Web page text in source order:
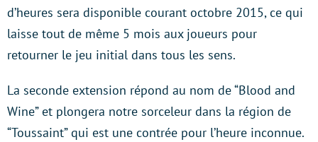
d’heures sera disponible courant octobre 2015, ce qui
laisse tout de même 5 mois aux joueurs pour
retourner le jeu initial dans tous les sens.
La seconde extension répond au nom de “Blood and
Wine” et plongera notre sorceleur dans la région de
“Toussaint” qui est une contrée pour l’heure inconnue.